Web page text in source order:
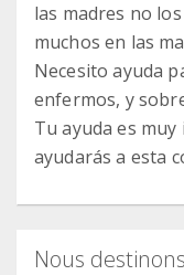
las madres no
muchos en las
Necesito ayuda
enfermos, y
Tu ayuda es
ayudarás a esta
Nous